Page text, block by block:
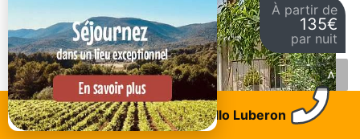
À partir de
135€
par nuit
Coup de coeur
Trouvez un logement Allo Luberon
<